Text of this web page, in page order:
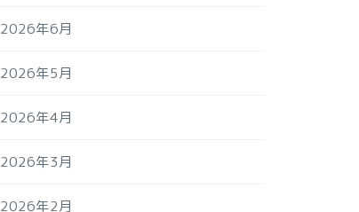
2026年6月
2026年5月
2026年4月
2026年3月
2026年2月